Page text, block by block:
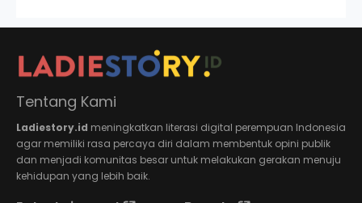
Tentang Kami
Ladiestory.id meningkatkan literasi digital perempuan Indonesia
agar memiliki rasa percaya diri dalam membentuk opini publik
dan menjadi komunitas besar untuk melakukan gerakan menuju
kehidupan yang lebih baik.